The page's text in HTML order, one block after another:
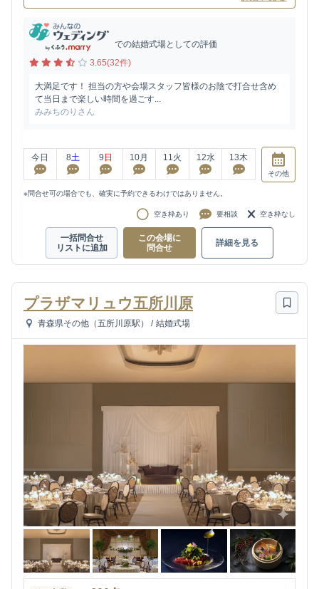
での結婚式場としての評価
3.65(32件)
大満足です！ 担当の方や会場スタッフ皆様のお陰で打合せ含め
て当日まで楽しい時間を過ごす...
みみちのりさん
今日 8土 9 日 10月 11火 12水 13木
その他
※問合せ可の場合でも、確実に予約できるわけではありません。
空き枠あり 要相談 空き枠なし
一括問合せ
リストに追加
この会場に
問合せ
詳細を見る
プラザマリュウ五所川原
青森県その他（五所川原駅） / 結婚式場